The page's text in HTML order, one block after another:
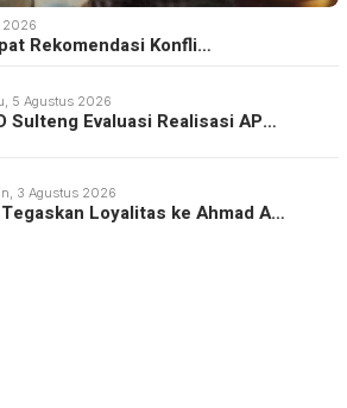
2026
Rekomendasi Konfli…
5 Agustus 2026
Sulteng Evaluasi Realisasi AP…
3 Agustus 2026
Loyalitas ke Ahmad A…